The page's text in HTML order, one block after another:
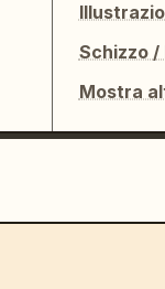
Schizzo /
Mostra